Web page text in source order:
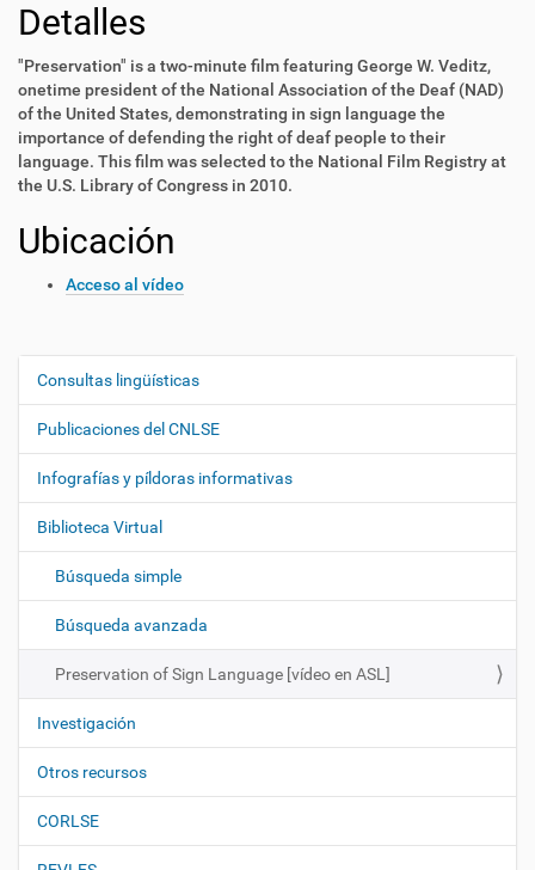
Detalles
"Preservation" is a two-minute film featuring George W. Veditz,
onetime president of the National Association of the Deaf (NAD)
of the United States, demonstrating in sign language the
importance of defending the right of deaf people to their
language. This film was selected to the National Film Registry at
the U.S. Library of Congress in 2010.
Ubicación
Acceso al vídeo
N
e
g
a
i
n
Consultas lingüísticas
Publicaciones del CNLSE
Infografías y píldoras informativas
Biblioteca Virtual
Búsqueda simple
Búsqueda avanzada
Preservation of Sign Language [vídeo en ASL]
Investigación
Otros recursos
CORLSE